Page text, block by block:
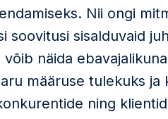
Nii ongi
soovitusi sisalduvaid
võib näida
määruse tulekuks
ning